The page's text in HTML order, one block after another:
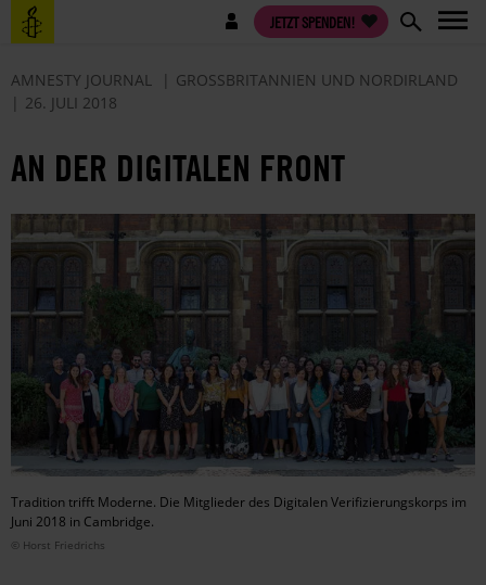
Direkt
zum
Benutzermenü JETZT SPENDEN!
AMNESTY JOURNAL
GROSSBRITANNIEN UND NORDIRLAND
26. JULI 2018
AN DER DIGITALEN FRONT
Tradition trifft Moderne. Die Mitglieder des Digitalen Verifizierungskorps im
Juni 2018 in Cambridge.
© Horst Friedrichs